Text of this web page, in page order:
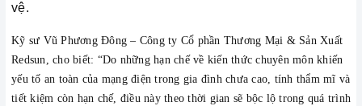
vệ.
Kỹ sư Vũ Phương Đông – Công ty Cổ phần Thương Mại & Sản Xuất
Redsun, cho biết: “Do những hạn chế về kiến thức chuyên môn khiến
yếu tố an toàn của mạng điện trong gia đình chưa cao, tính thẩm mĩ và
tiết kiệm còn hạn chế, điều này theo thời gian sẽ bộc lộ trong quá trình